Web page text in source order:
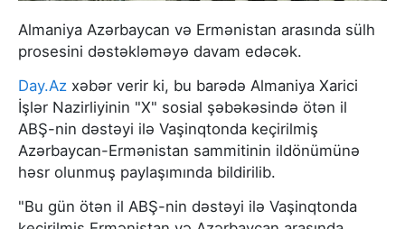
Almaniya Azərbaycan və Ermənistan arasında sülh
prosesini dəstəkləməyə davam edəcək.
Day.Az xəbər verir ki, bu barədə Almaniya Xarici
İşlər Nazirliyinin "X" sosial şəbəkəsində ötən il
ABŞ-nin dəstəyi ilə Vaşinqtonda keçirilmiş
Azərbaycan-Ermənistan sammitinin ildönümünə
həsr olunmuş paylaşımında bildirilib.
"Bu gün ötən il ABŞ-nin dəstəyi ilə Vaşinqtonda